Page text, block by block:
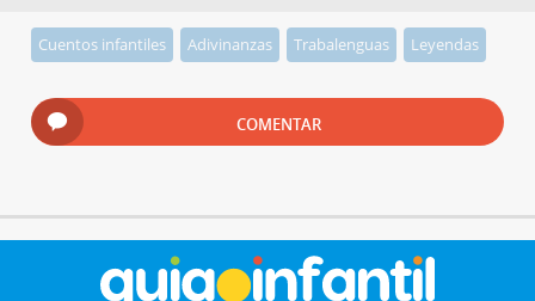
Cuentos infantiles Adivinanzas Trabalenguas Leyendas
COMENTAR